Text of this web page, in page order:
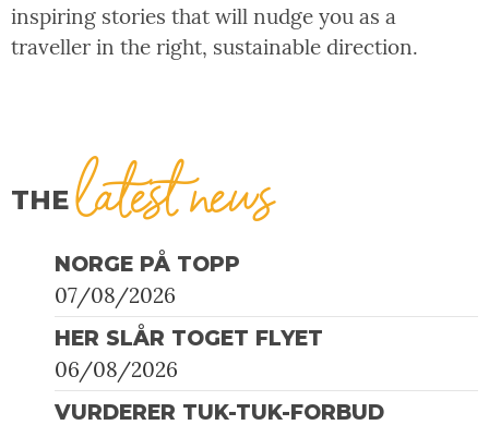
inspiring stories that will nudge you as a
traveller in the right, sustainable direction.
THElatest news
NORGE PÅ TOPP
07/08/2026
HER SLÅR TOGET FLYET
06/08/2026
VURDERER TUK-TUK-FORBUD